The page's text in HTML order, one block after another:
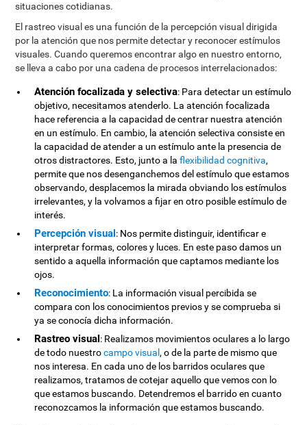
situaciones cotidianas.
El rastreo visual es una función de la percepción visual dirigida
por la atención que nos permite detectar y reconocer estímulos
visuales. Cuando queremos encontrar algo en nuestro entorno,
se lleva a cabo por una cadena de procesos interrelacionados:
Atención focalizada y selectiva: Para detectar un estímulo
objetivo, necesitamos atenderlo. La atención focalizada
hace referencia a la capacidad de centrar nuestra atención
en un estímulo. En cambio, la atención selectiva consiste en
la capacidad de atender a un estímulo ante la presencia de
otros distractores. Esto, junto a laflexibilidad cognitiva,
permite que nos desenganchemos del estímulo que estamos
observando, desplacemos la mirada obviando los estímulos
irrelevantes, y la volvamos a fijar en otro posible estímulo de
interés.
Percepción visual: Nos permite distinguir, identificar e
interpretar formas, colores y luces. En este paso damos un
sentido a aquella información que captamos mediante los
ojos.
Reconocimiento: La información visual percibida se
compara con los conocimientos previos y se comprueba si
ya se conocía dicha información.
Rastreo visual: Realizamos movimientos oculares a lo largo
de todo nuestrocampo visual , o de la parte de mismo que
nos interesa. En cada uno de los barridos oculares que
realizamos, tratamos de cotejar aquello que vemos con lo
que estamos buscando. Detendremos el barrido en cuanto
reconozcamos la información que estamos buscando.